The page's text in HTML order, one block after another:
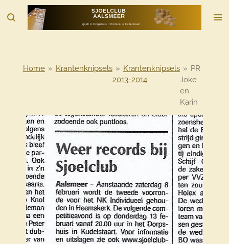
direct
Home » Krantenknipsels » Krantenknipsels
2013-2014
» PR
Joke
en
Karin